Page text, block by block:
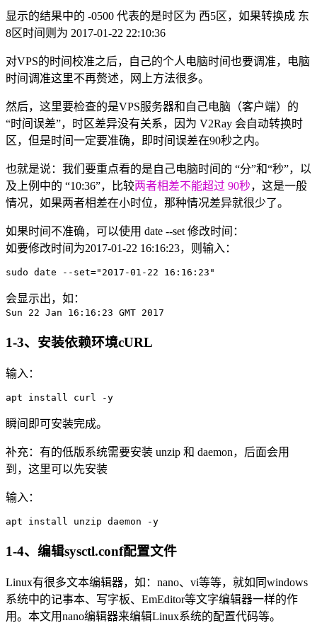
显示的结果中的 -0500 代表的是时区为 西5区，如果转换成 东
8区时间则为 2017-01-22 22:10:36
对VPS的时间校准之后，自己的个人电脑时间也要调准，电脑
时间调准这里不再赘述，网上方法很多。
然后，这里要检查的是VPS服务器和自己电脑（客户端）的
“时间误差”，时区差异没有关系，因为 V2Ray 会自动转换时
区，但是时间一定要准确，即时间误差在90秒之内。
也就是说：我们要重点看的是自己电脑时间的 “分”和“秒”，以
及上例中的 “10:36”，比较两者相差不能超过 90秒，这是一般
情况，如果两者相差在小时位，那种情况差异就很少了。
如果时间不准确，可以使用 date --set 修改时间：
如要修改时间为2017-01-22 16:16:23，则输入：
sudo date --set="2017-01-22 16:16:23"
会显示出，如：
Sun 22 Jan 16:16:23 GMT 2017
1-3、安装依赖环境cURL
输入：
apt install curl -y
瞬间即可安装完成。
补充：有的低版系统需要安装 unzip 和 daemon，后面会用
到，这里可以先安装
输入：
apt install unzip daemon -y
1-4、编辑sysctl.conf配置文件
Linux有很多文本编辑器，如：nano、vi等等，就如同windows
系统中的记事本、写字板、EmEditor等文字编辑器一样的作
用。本文用nano编辑器来编辑Linux系统的配置代码等。